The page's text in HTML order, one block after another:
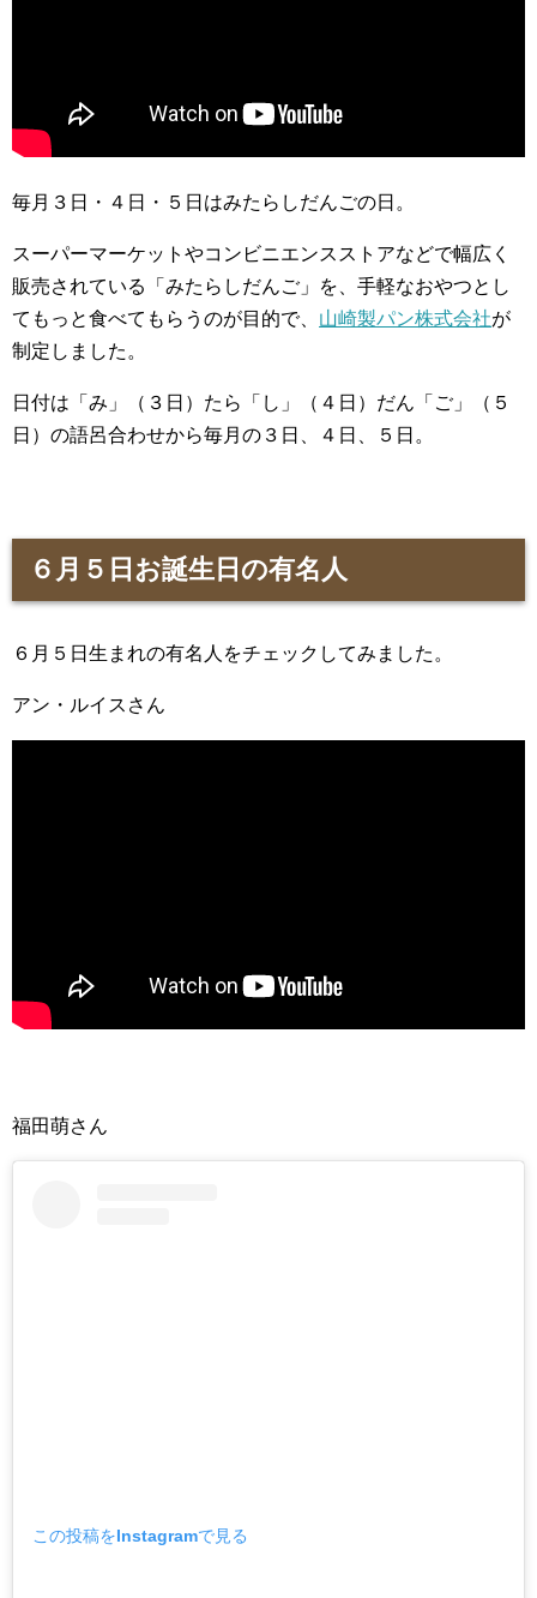
毎月３日・４日・５日はみたらしだんごの日。
スーパーマーケットやコンビニエンスストアなどで幅広く
販売されている「みたらしだんご」を、手軽なおやつとし
てもっと食べてもらうのが目的で、 山崎製パン株式会社が
制定しました。
日付は「み」（３日）たら「し」（４日）だん「ご」（５
日）の語呂合わせから毎月の３日、４日、５日。
６月５日お誕生日の有名人
６月５日生まれの有名人をチェックしてみました。
アン・ルイスさん
福田萌さん
この投稿をInstagramで見る